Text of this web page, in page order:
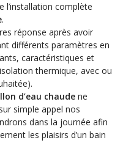
l’installation complète
.
réponse après avoir
différents paramètres en
caractéristiques et
thermique, avec ou
d’eau chaude ne
simple appel nos
dans la journée afin
les plaisirs d’un bain